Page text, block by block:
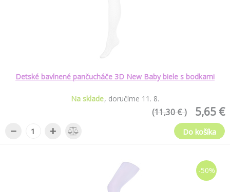
Detské bavlnené pančucháče 3D New Baby biele s bodkami
Na sklade doručíme 11 . 8.
5,65 €
(11,30 € )
− + Do košíka
-50%